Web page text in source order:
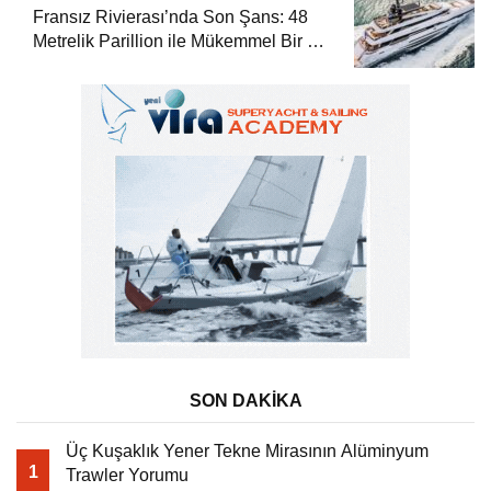
Fransız Rivierası’nda Son Şans: 48
Metrelik Parillion ile Mükemmel Bir Yat
SON DAKİKA
1
Üç Kuşaklık Yener Tekne Mirasının Alüminyum
Trawler Yorumu